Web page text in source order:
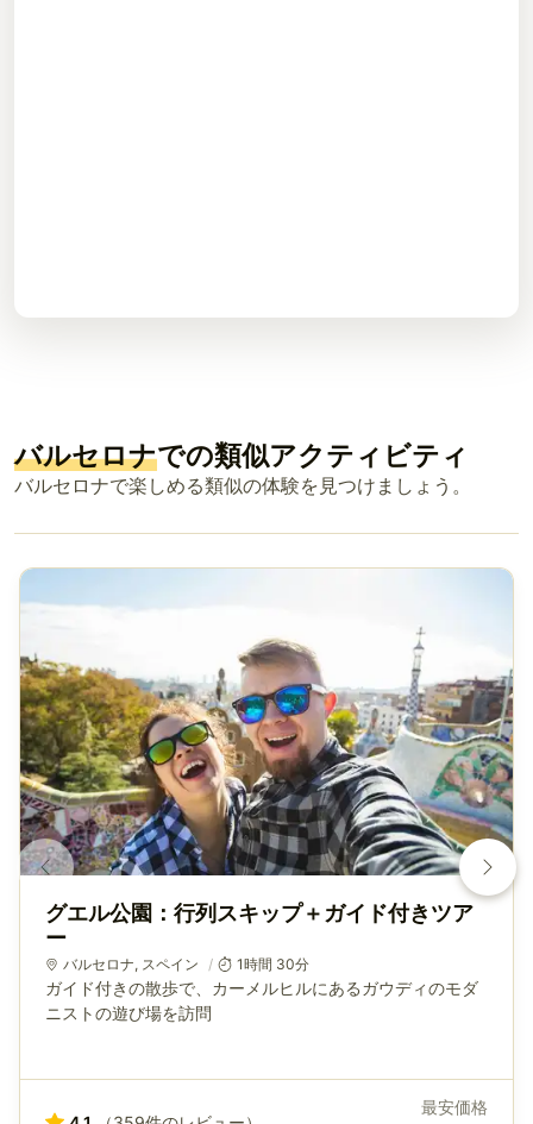
バルセロナでの類似アクティビティ
バルセロナで楽しめる類似の体験を見つけましょう。
グエル公園：行列スキップ＋ガイド付きツア
ー
バルセロナ, スペイン 1時間 30分
ガイド付きの散歩で、カーメルヒルにあるガウディのモダ
ニストの遊び場を訪問
最安価格